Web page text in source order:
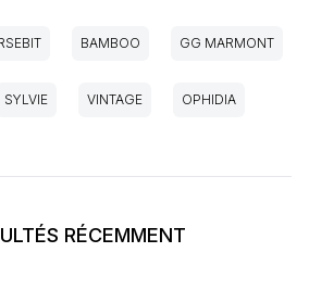
BAMBOO GG MARMONT
SYLVIE VINTAGE OPHIDIA
RÉCEMMENT